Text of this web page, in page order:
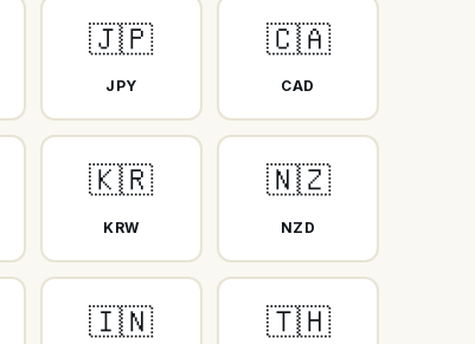
🇯🇵
JPY
🇨🇦
CAD
🇰🇷
KRW
🇳🇿
NZD
🇮🇳 🇹🇭